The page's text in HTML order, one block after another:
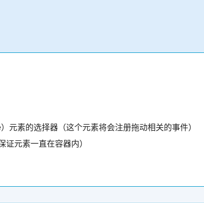
素的选择器（这个元素将会注册拖动相关的事件）
元素一直在容器内）